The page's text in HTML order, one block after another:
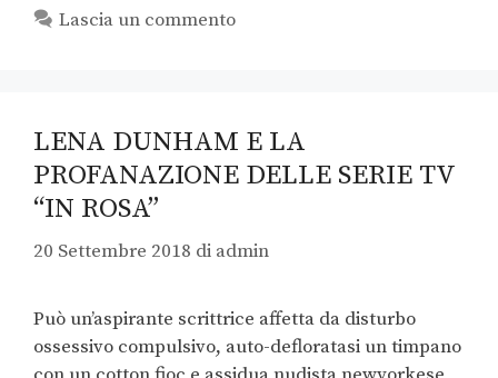
Lascia un commento
LENA DUNHAM E LA
PROFANAZIONE DELLE SERIE TV
“IN ROSA”
20 Settembre 2018 di admin
Può un’aspirante scrittrice affetta da disturbo
ossessivo compulsivo, auto-defloratasi un timpano